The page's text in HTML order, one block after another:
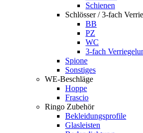
Schienen
Schlösser / 3-fach
BB
PZ
WC
3-fach
Spione
Sonstiges
WE-Beschläge
Hoppe
Frascio
Ringo Zubehör
Bekleidungsprofile
Glasleisten